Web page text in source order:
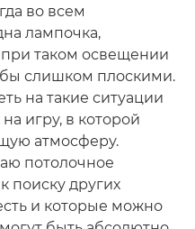
во всем
лампочка,
таком освещении
слишком плоскими.
на такие ситуации
игру, в которой
атмосферу.
потолочное
поиску других
и которые можно